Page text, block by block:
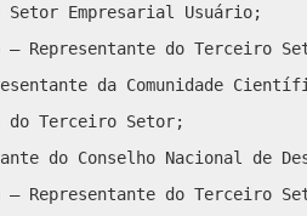
Setor Empresarial Usuário;
– Representante do Terceiro
da Comunidade
do Terceiro Setor;
do Conselho Nacional de
– Representante do Terceiro